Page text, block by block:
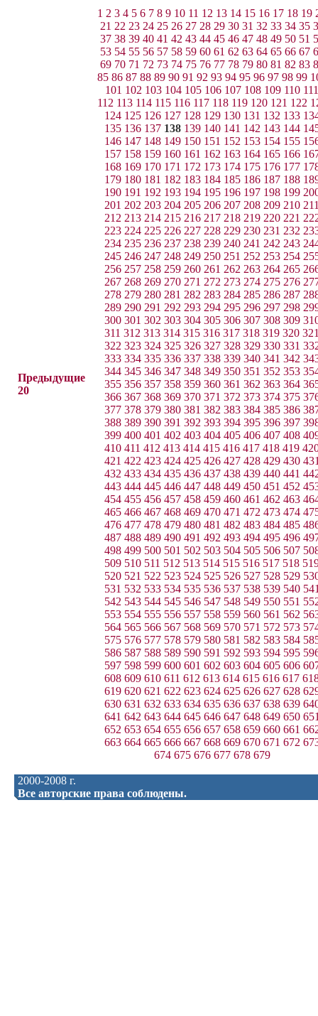
Предыдущие
20
1 2 3 4 5 6 7 8 9 10 11 12 13 14 15 16 17 18 19
21 22 23 24 25 26 27 28 29 30 31 32 33 34 35
37 38 39 40 41 42 43 44 45 46 47 48 49 50 51
53 54 55 56 57 58 59 60 61 62 63 64 65 66 67
69 70 71 72 73 74 75 76 77 78 79 80 81 82 83
85 86 87 88 89 90 91 92 93 94 95 96 97 98 99
101 102 103 104 105 106 107 108 109 110 111
112 113 114 115 116 117 118 119 120 121 122
124 125 126 127 128 129 130 131 132 133
135 136 137 138 139 140 141 142 143 144
146 147 148 149 150 151 152 153 154 155
157 158 159 160 161 162 163 164 165 166
168 169 170 171 172 173 174 175 176 177
179 180 181 182 183 184 185 186 187 188
190 191 192 193 194 195 196 197 198 199
201 202 203 204 205 206 207 208 209 210
212 213 214 215 216 217 218 219 220 221
223 224 225 226 227 228 229 230 231 232
234 235 236 237 238 239 240 241 242 243
245 246 247 248 249 250 251 252 253 254
256 257 258 259 260 261 262 263 264 265
267 268 269 270 271 272 273 274 275 276
278 279 280 281 282 283 284 285 286 287
289 290 291 292 293 294 295 296 297 298
300 301 302 303 304 305 306 307 308 309
311 312 313 314 315 316 317 318 319 320
322 323 324 325 326 327 328 329 330 331
333 334 335 336 337 338 339 340 341 342
344 345 346 347 348 349 350 351 352 353
355 356 357 358 359 360 361 362 363 364
366 367 368 369 370 371 372 373 374 375
377 378 379 380 381 382 383 384 385 386
388 389 390 391 392 393 394 395 396 397
399 400 401 402 403 404 405 406 407 408
410 411 412 413 414 415 416 417 418 419
421 422 423 424 425 426 427 428 429 430
432 433 434 435 436 437 438 439 440 441
443 444 445 446 447 448 449 450 451 452
454 455 456 457 458 459 460 461 462 463
465 466 467 468 469 470 471 472 473 474
476 477 478 479 480 481 482 483 484 485
487 488 489 490 491 492 493 494 495 496
498 499 500 501 502 503 504 505 506 507
509 510 511 512 513 514 515 516 517 518
520 521 522 523 524 525 526 527 528 529
531 532 533 534 535 536 537 538 539 540
542 543 544 545 546 547 548 549 550 551
553 554 555 556 557 558 559 560 561 562
564 565 566 567 568 569 570 571 572 573
575 576 577 578 579 580 581 582 583 584
586 587 588 589 590 591 592 593 594 595
597 598 599 600 601 602 603 604 605 606
608 609 610 611 612 613 614 615 616 617
619 620 621 622 623 624 625 626 627 628
630 631 632 633 634 635 636 637 638 639
641 642 643 644 645 646 647 648 649 650
652 653 654 655 656 657 658 659 660 661
663 664 665 666 667 668 669 670 671 672
674 675 676 677 678 679
2000-2008 г.
Все авторские права соблюдены.